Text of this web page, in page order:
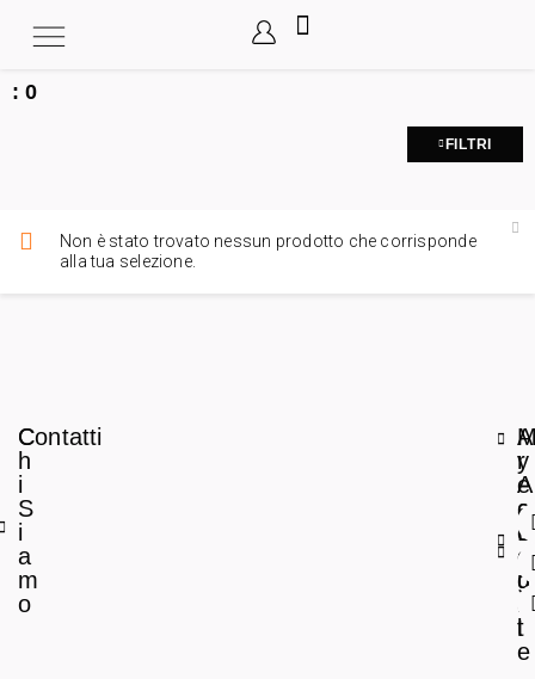
:0
FILTRI
Non è stato trovato nessun prodotto che corrisponde
alla tua selezione.
C
h
i
S
i
a
m
o
Contatti
A
r
e
a
L
e
g
l
e
y
A
c
c
o
u
t